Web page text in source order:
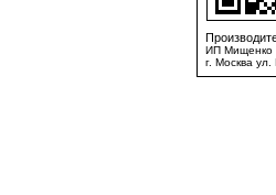
ИП Мищенко
г. Москва